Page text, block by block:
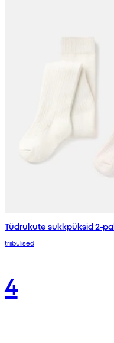
Tüdrukute sukkpüksid 2-
triibulised
4